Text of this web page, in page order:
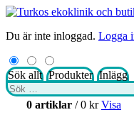
Du är inte inloggad. Logga
Sök allt Produkter Inlägg
Sök
efter:0 artiklar /0 kr Visa